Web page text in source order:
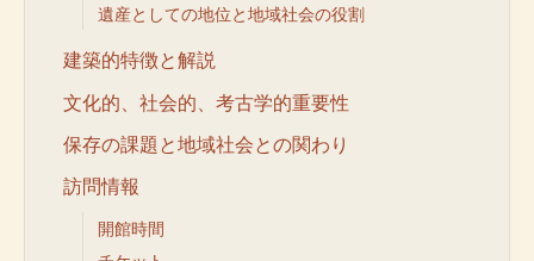
遺産としての地位と地域社会の役割
建築的特徴と解説
文化的、社会的、考古学的重要性
保存の課題と地域社会との関わり
訪問情報
開館時間